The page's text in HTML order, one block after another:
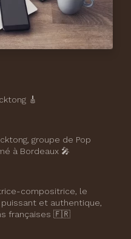
🎸
groupe de Pop
à Bordeaux 🎤
compositrice, le
et authentique,
françaises 🇫🇷